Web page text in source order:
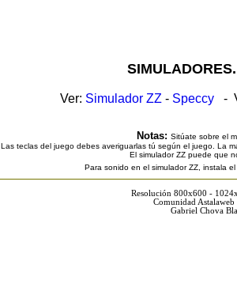
Ver: Simulador ZZ - Speccy -
Notas: Sitúate sobre el
Las teclas del juego debes averiguarlas tú según el juego. La
El simulador ZZ puede que
Para sonido en el simulador ZZ, instala
Resolución 800x600 -
Comunidad
Gabriel Chova